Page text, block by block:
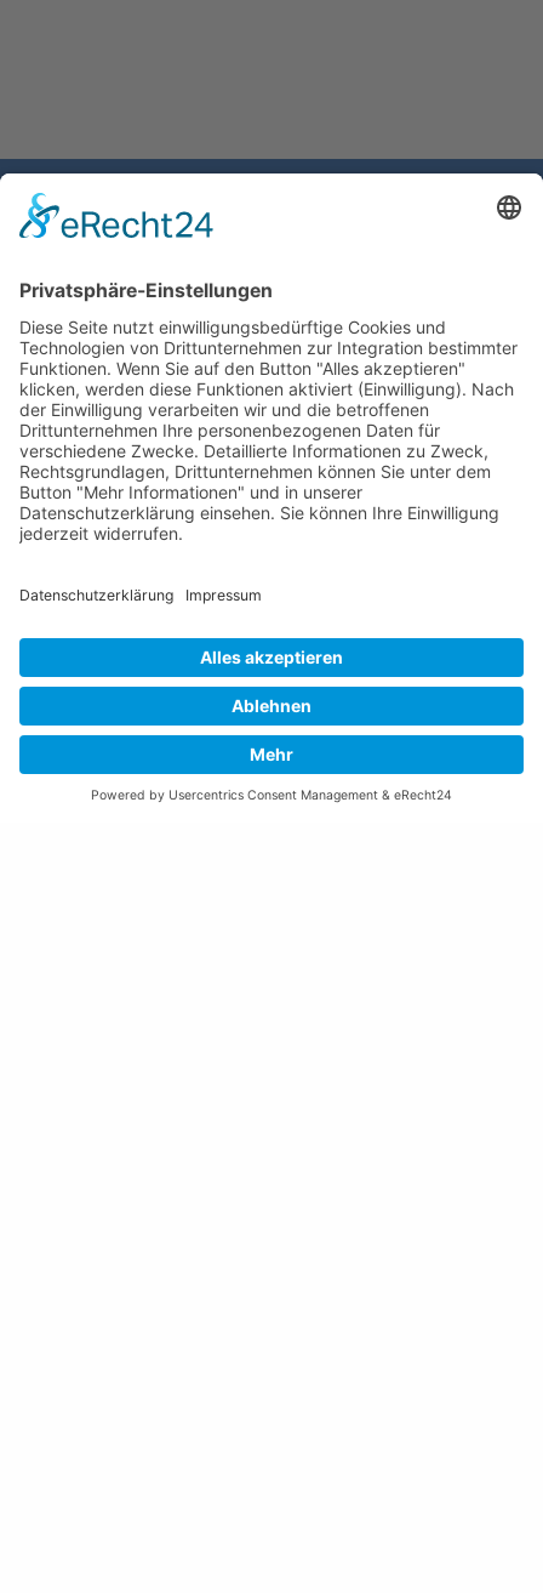
Gemeinde Schaan
9494 Schaan
Tel +423 / 237 72 00
Email schreiben
Impressum
Datenschutzerklärung
Nutzungsbedingungen Chatbot
Barrierefreiheit
Öffnungszeiten Rathaus
Montag bis Donnerstag:
08:00 – 11:30 und 13:30 – 17:00 Uhr
(vor Feiertagen bis 16:00 Uhr)
Freitag:
08:00 – 11:30 Uhr